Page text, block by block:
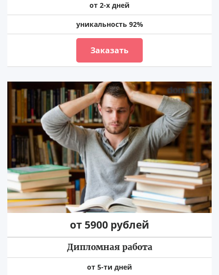
от 2-х дней
уникальность 92%
Заказать
от 5900 рублей
Дипломная работа
от 5-ти дней